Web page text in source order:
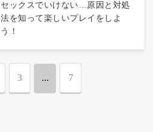
セックスでいけない…原因と対処
法を知って楽しいプレイをしよ
う！
3 ... 7